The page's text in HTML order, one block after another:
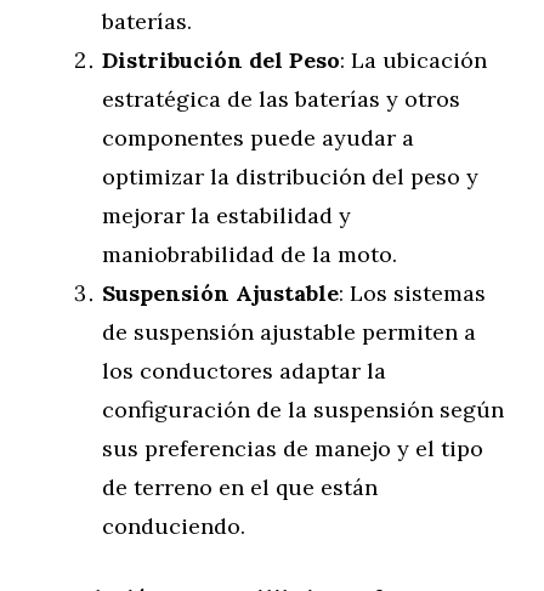
baterías.
Distribución del Peso: La ubicación
estratégica de las baterías y otros
componentes puede ayudar a
optimizar la distribución del peso y
mejorar la estabilidad y
maniobrabilidad de la moto.
Suspensión Ajustable: Los sistemas
de suspensión ajustable permiten a
los conductores adaptar la
configuración de la suspensión según
sus preferencias de manejo y el tipo
de terreno en el que están
conduciendo.